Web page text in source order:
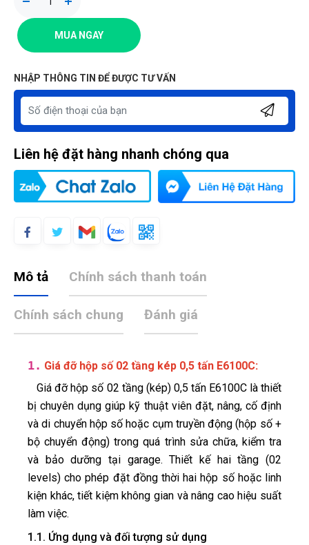
MUA NGAY
NHẬP THÔNG TIN ĐỂ ĐƯỢC TƯ VẤN
Liên hệ đặt hàng nhanh chóng qua
Mô tả Chính sách thanh toán
Chính sách chung Đánh giá
1. Giá đỡ hộp số 02 tầng kép 0,5 tấn E6100C:
Giá đỡ hộp số 02 tầng (kép) 0,5 tấn E6100C là thiết
bị chuyên dụng giúp kỹ thuật viên đặt, nâng, cố định
và di chuyển hộp số hoặc cụm truyền động (hộp số +
bộ chuyển động) trong quá trình sửa chữa, kiểm tra
và bảo dưỡng tại garage. Thiết kế hai tầng (02
levels) cho phép đặt đồng thời hai hộp số hoặc linh
kiện khác, tiết kiệm không gian và nâng cao hiệu suất
làm việc.
1.1. Ứng dụng và đối tượng sử dụng
ĐP
Đức Phan
(Đánh giá 1 năm trước)
tôi rất khó trong việc lựa chọn bất kì sản phẩm hay dịch vụ